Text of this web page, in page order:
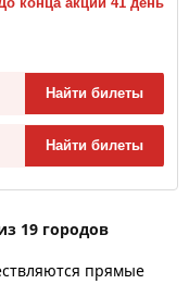
Найти билеты
Найти билеты
19 городов
прямые